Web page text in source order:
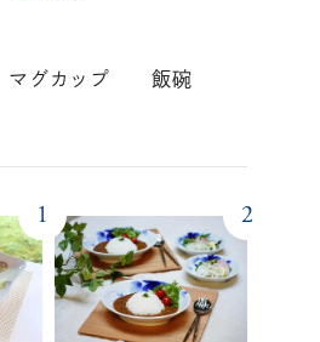
マグカップ 飯碗
1 2